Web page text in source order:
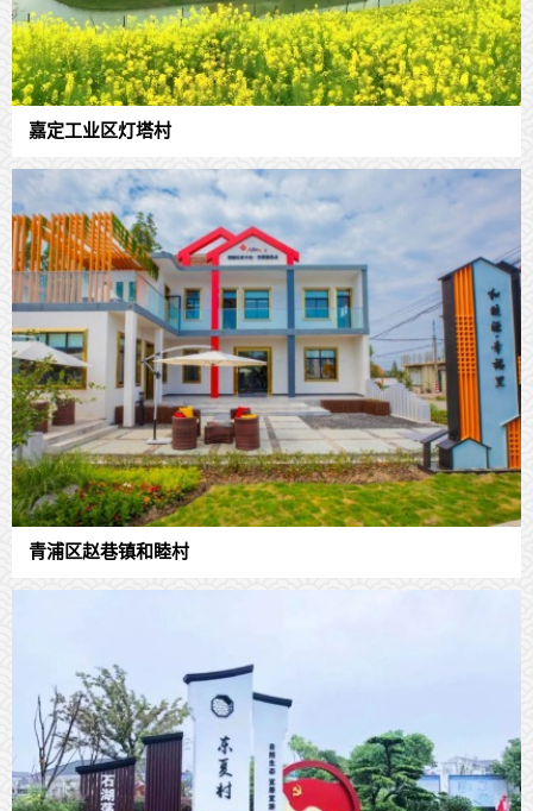
嘉定工业区灯塔村
青浦区赵巷镇和睦村